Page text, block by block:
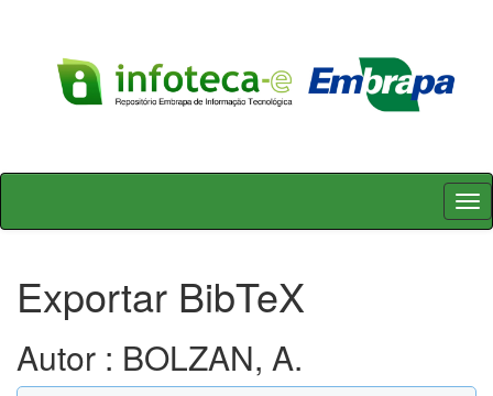
Skip
Exportar BibTeX
Autor : BOLZAN, A.